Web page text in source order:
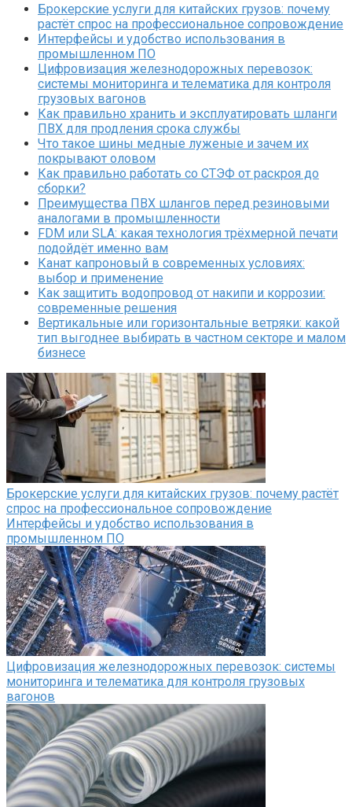
Брокерские услуги для китайских грузов: почему
растёт спрос на профессиональное сопровождение
Интерфейсы и удобство использования в
промышленном ПО
Цифровизация железнодорожных перевозок:
системы мониторинга и телематика для контроля
грузовых вагонов
Как правильно хранить и эксплуатировать шланги
ПВХ для продления срока службы
Что такое шины медные луженые и зачем их
покрывают оловом
Как правильно работать со СТЭФ от раскроя до
сборки?
Преимущества ПВХ шлангов перед резиновыми
аналогами в промышленности
FDM или SLA: какая технология трёхмерной печати
подойдёт именно вам
Канат капроновый в современных условиях:
выбор и применение
Как защитить водопровод от накипи и коррозии:
современные решения
Вертикальные или горизонтальные ветряки: какой
тип выгоднее выбирать в частном секторе и малом
бизнесе
Брокерские услуги для китайских грузов: почему растёт
спрос на профессиональное сопровождение
Интерфейсы и удобство использования в
промышленном ПО
Цифровизация железнодорожных перевозок: системы
мониторинга и телематика для контроля грузовых
вагонов